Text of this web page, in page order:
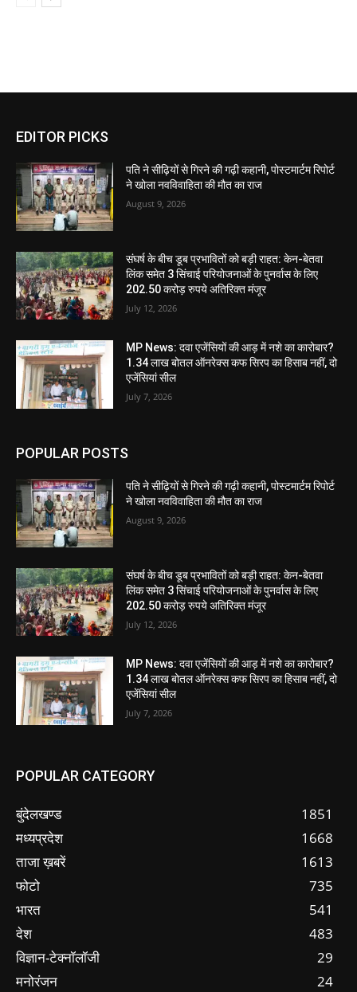
EDITOR PICKS
पति ने सीढ़ियों से गिरने की गढ़ी कहानी, पोस्टमार्टम रिपोर्ट
ने खोला नवविवाहिता की मौत का राज
August 9, 2026
संघर्ष के बीच डूब प्रभावितों को बड़ी राहत: केन-बेतवा
लिंक समेत 3 सिंचाई परियोजनाओं के पुनर्वास के लिए
202.50 करोड़ रुपये अतिरिक्त मंजूर
July 12, 2026
MP News: दवा एजेंसियों की आड़ में नशे का कारोबार?
1.34 लाख बोतल ऑनरेक्स कफ सिरप का हिसाब नहीं, दो
एजेंसियां सील
July 7, 2026
POPULAR POSTS
पति ने सीढ़ियों से गिरने की गढ़ी कहानी, पोस्टमार्टम रिपोर्ट
ने खोला नवविवाहिता की मौत का राज
August 9, 2026
संघर्ष के बीच डूब प्रभावितों को बड़ी राहत: केन-बेतवा
लिंक समेत 3 सिंचाई परियोजनाओं के पुनर्वास के लिए
202.50 करोड़ रुपये अतिरिक्त मंजूर
July 12, 2026
MP News: दवा एजेंसियों की आड़ में नशे का कारोबार?
1.34 लाख बोतल ऑनरेक्स कफ सिरप का हिसाब नहीं, दो
एजेंसियां सील
July 7, 2026
POPULAR CATEGORY
बुंदेलखण्ड
1851
मध्यप्रदेश
1668
ताजा ख़बरें
1613
फोटो
735
भारत
541
देश
483
विज्ञान-टेक्नॉलॉजी
29
मनोरंजन
24